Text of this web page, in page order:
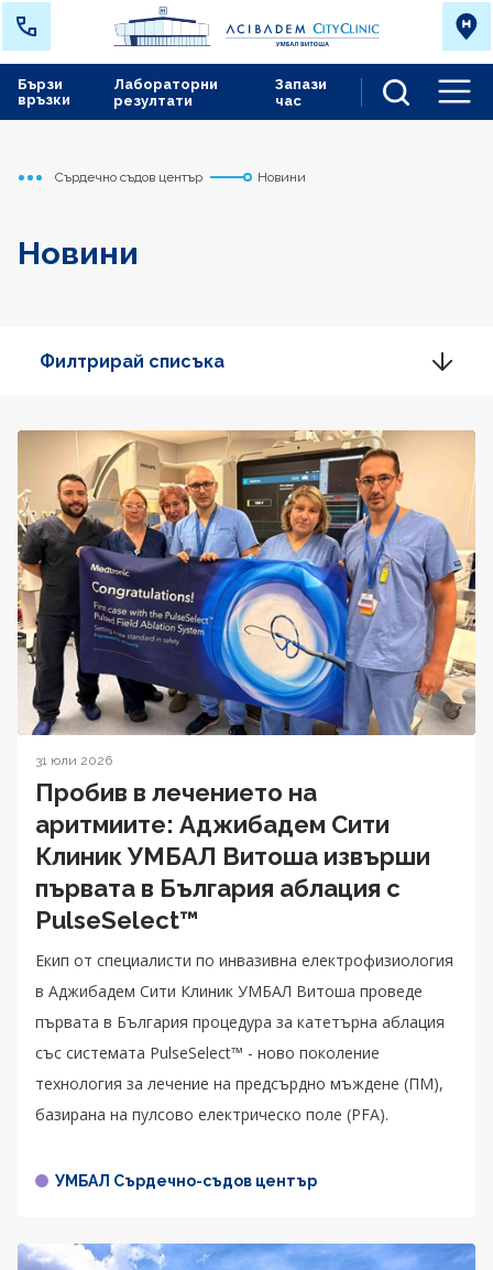
Лабораторни
резултати
Запази
час
Бързи
връзки
Начало
Сърдечно съдов център Новини
Новини
Филтрирай списъка
31 юли 2026
Пробив в лечението на
аритмиите: Аджибадем Сити
Клиник УМБАЛ Витоша извърши
първата в България аблация с
PulseSelect™
Екип от специалисти по инвазивна електрофизиология
в Аджибадем Сити Клиник УМБАЛ Витоша проведе
първата в България процедура за катетърна аблация
със системата PulseSelect™ - новo поколение
технология за лечение на предсърдно мъждене (ПМ),
базирана на пулсово електрическо поле (PFA).
УМБАЛ Сърдечно-съдов център